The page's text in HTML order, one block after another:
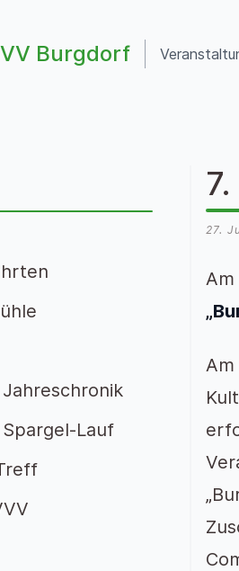
Burgdorf
27.
Am
Lauf